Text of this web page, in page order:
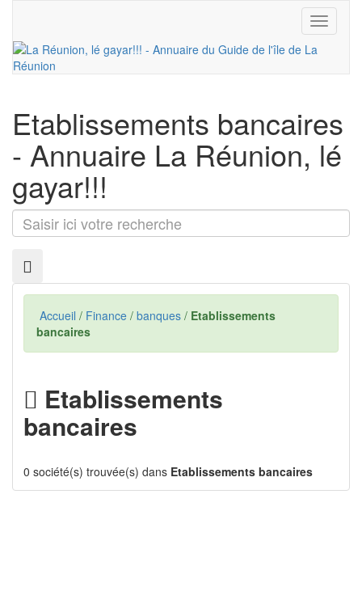
Toggle
Etablissements bancaires
- Annuaire La Réunion, lé
gayar!!!
Saisir
ici
recherche
Accueil / Finance / banques / Etablissements
bancaires
Etablissements
bancaires
0 société(s) trouvée(s) dans Etablissements bancaires